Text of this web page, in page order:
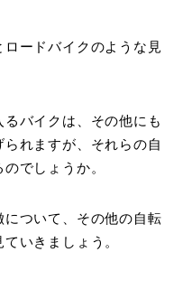
ードバイクのような見
バイクは、その他にも
れますが、それらの自
でしょうか。
について、その他の自転
いきましょう。